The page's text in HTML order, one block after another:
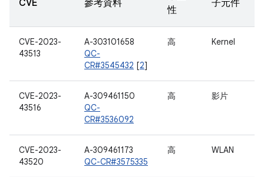
CVE 參考資料
性
子元件
CVE-2023-
43513
A-303101658
QC-
CR#3545432 [2]
高 Kernel
CVE-2023-
43516
A-309461150
QC-
CR#3536092
高 影片
CVE-2023-
43520
A-309461173
QC-CR#3575335
高 WLAN